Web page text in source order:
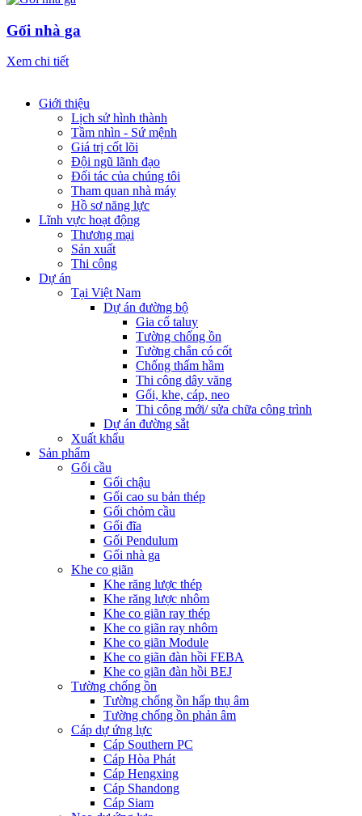
Gối nhà ga
Xem chi tiết
Giới thiệu
Lịch sử hình thành
Tầm nhìn - Sứ mệnh
Giá trị cốt lõi
Đội ngũ lãnh đạo
Đối tác của chúng tôi
Tham quan nhà máy
Hồ sơ năng lực
Lĩnh vực hoạt động
Thương mại
Sản xuất
Thi công
Dự án
Tại Việt Nam
Dự án đường bộ
Gia cố taluy
Tường chống ồn
Tường chắn có cốt
Chống thấm hầm
Thi công dây văng
Gối, khe, cáp, neo
Thi công mới/ sửa chữa công trình
Dự án đường sắt
Xuất khẩu
Sản phẩm
Gối cầu
Gối chậu
Gối cao su bản thép
Gối chỏm cầu
Gối đĩa
Gối Pendulum
Gối nhà ga
Khe co giãn
Khe răng lược thép
Khe răng lược nhôm
Khe co giãn ray thép
Khe co giãn ray nhôm
Khe co giãn Module
Khe co giãn đàn hồi FEBA
Khe co giãn đàn hồi BEJ
Tường chống ồn
Tường chống ồn hấp thụ âm
Tường chống ồn phản âm
Cáp dự ứng lực
Cáp Southern PC
Cáp Hòa Phát
Cáp Hengxing
Cáp Shandong
Cáp Siam